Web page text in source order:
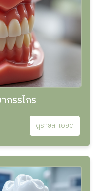
กรรไกร
ดูรายละเอียด